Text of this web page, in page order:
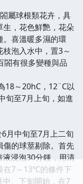
屬球根類花卉，具
生，花色鮮艷，花朵
喜溫暖多濕的環
泡入水中，置3～
有很多變種與品
～20hC，12¨C以
旬至7月上旬，如進
6月中旬至7月上二旬
傷的球莖剔除。首先
浸泡30分鍾，用清
在7～13℃的條件下
、下旬開始，在7